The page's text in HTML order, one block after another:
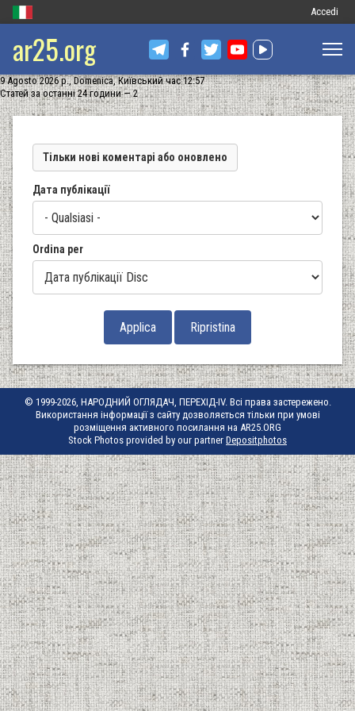
Меню
запису
Accedi
ar25.org
9 Agosto 2026 р., Domenica, Київський час 12:57
Статей за останні 24 години — 2
Тільки нові коментарі або оновлено
Дата публікації
Ordina per
© 1999-2026, НАРОДНИЙ ОГЛЯДАЧ, ПЕРЕХІД-IV. Всі права застережено.
Використання інформації з сайту дозволяється тільки при умові
розміщення активного посилання на AR25.ORG
Stock Photos provided by our partner Depositphotos